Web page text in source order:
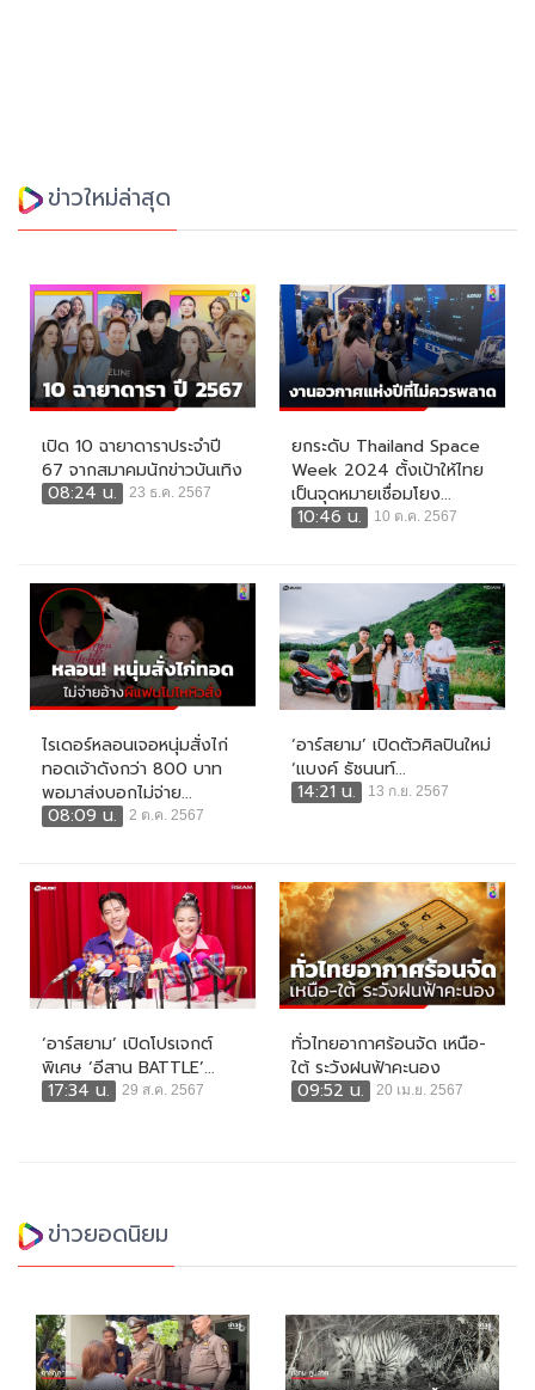
ข่าวใหม่ล่าสุด
เปิด 10 ฉายาดาราประจำปี
67 จากสมาคมนักข่าวบันเทิง
08:24 น.
23 ธ.ค. 2567
ยกระดับ Thailand Space
Week 2024 ตั้งเป้าให้ไทย
เป็นจุดหมายเชื่อมโยง...
10:46 น.
10 ต.ค. 2567
ไรเดอร์หลอนเจอหนุ่มสั่งไก่
ทอดเจ้าดังกว่า 800 บาท
พอมาส่งบอกไม่จ่าย...
08:09 น.
2 ต.ค. 2567
‘อาร์สยาม’ เปิดตัวศิลปินใหม่
‘แบงค์ ธัชนนท์...
14:21 น.
13 ก.ย. 2567
‘อาร์สยาม’ เปิดโปรเจกต์
พิเศษ ‘อีสาน BATTLE’...
17:34 น.
29 ส.ค. 2567
ทั่วไทยอากาศร้อนจัด เหนือ-
ใต้ ระวังฝนฟ้าคะนอง
09:52 น.
20 เม.ย. 2567
ข่าวยอดนิยม